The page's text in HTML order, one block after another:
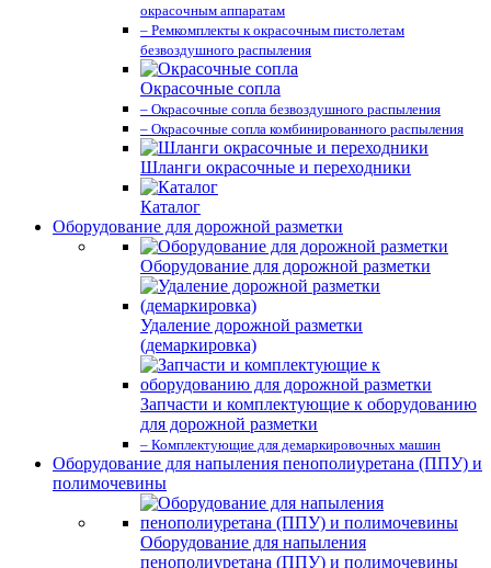
окрасочным аппаратам
– Ремкомплекты к окрасочным пистолетам
безвоздушного распыления
Окрасочные сопла
– Окрасочные сопла безвоздушного распыления
– Окрасочные сопла комбинированного распыления
Шланги окрасочные и переходники
Каталог
Оборудование для дорожной разметки
Оборудование для дорожной разметки
Удаление дорожной разметки
(демаркировка)
Запчасти и комплектующие к оборудованию
для дорожной разметки
– Комплектующие для демаркировочных машин
Оборудование для напыления пенополиуретана (ППУ) и
полимочевины
Оборудование для напыления
пенополиуретана (ППУ) и полимочевины